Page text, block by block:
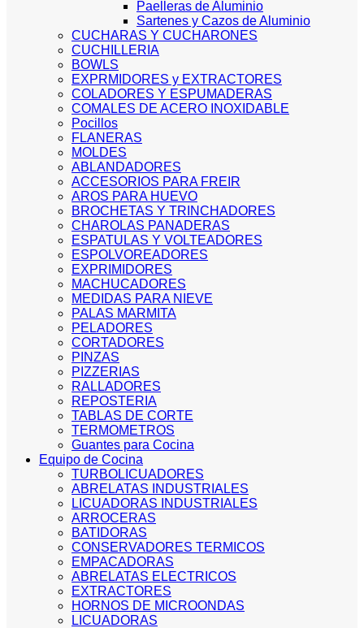
Paelleras de Aluminio
Sartenes y Cazos de Aluminio
CUCHARAS Y CUCHARONES
CUCHILLERIA
BOWLS
EXPRMIDORES y EXTRACTORES
COLADORES Y ESPUMADERAS
COMALES DE ACERO INOXIDABLE
Pocillos
FLANERAS
MOLDES
ABLANDADORES
ACCESORIOS PARA FREIR
AROS PARA HUEVO
BROCHETAS Y TRINCHADORES
CHAROLAS PANADERAS
ESPATULAS Y VOLTEADORES
ESPOLVOREADORES
EXPRIMIDORES
MACHUCADORES
MEDIDAS PARA NIEVE
PALAS MARMITA
PELADORES
CORTADORES
PINZAS
PIZZERIAS
RALLADORES
REPOSTERIA
TABLAS DE CORTE
TERMOMETROS
Guantes para Cocina
Equipo de Cocina
TURBOLICUADORES
ABRELATAS INDUSTRIALES
LICUADORAS INDUSTRIALES
ARROCERAS
BATIDORAS
CONSERVADORES TERMICOS
EMPACADORAS
ABRELATAS ELECTRICOS
EXTRACTORES
HORNOS DE MICROONDAS
LICUADORAS